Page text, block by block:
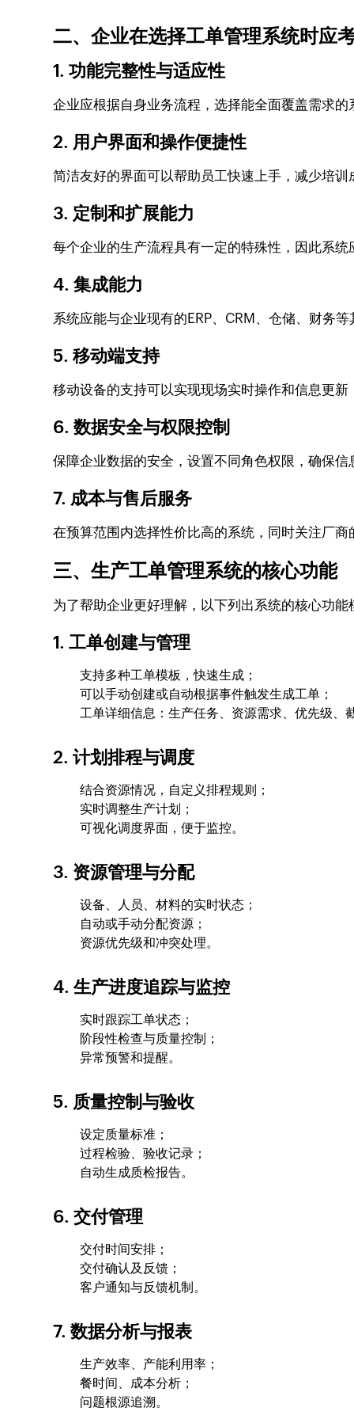
二、企业在选择工单管理系统时应
1. 功能完整性与适应性
企业应根据自身业务流程，选择能全面覆盖需求
2. 用户界面和操作便捷性
简洁友好的界面可以帮助员工快速上手，减少培
3. 定制和扩展能力
每个企业的生产流程具有一定的特殊性，因此系
4. 集成能力
系统应能与企业现有的ERP、CRM、仓储、财务
5. 移动端支持
移动设备的支持可以实现现场实时操作和信息更新
6. 数据安全与权限控制
保障企业数据的安全，设置不同角色权限，确保信
7. 成本与售后服务
在预算范围内选择性价比高的系统，同时关注厂
三、生产工单管理系统的核心功能
为了帮助企业更好理解，以下列出系统的核心功能
1. 工单创建与管理
支持多种工单模板，快速生成；
可以手动创建或自动根据事件触发生成工单；
工单详细信息：生产任务、资源需求、优先级、
2. 计划排程与调度
结合资源情况，自定义排程规则；
实时调整生产计划；
可视化调度界面，便于监控。
3. 资源管理与分配
设备、人员、材料的实时状态；
自动或手动分配资源；
资源优先级和冲突处理。
4. 生产进度追踪与监控
实时跟踪工单状态；
阶段性检查与质量控制；
异常预警和提醒。
5. 质量控制与验收
设定质量标准；
过程检验、验收记录；
自动生成质检报告。
6. 交付管理
交付时间安排；
交付确认及反馈；
客户通知与反馈机制。
7. 数据分析与报表
生产效率、产能利用率；
餐时间、成本分析；
问题根源追溯。